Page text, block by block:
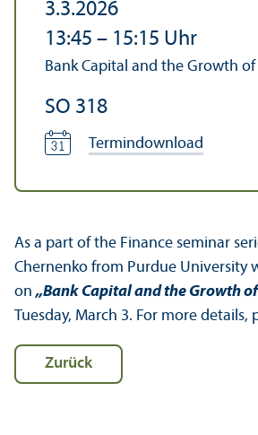
3.3.2026
13:45 – 15:15 Uhr
Bank Capital and the Growth
SO 318
Termindownload
As a part of the Finance seminar
Chernenko from Purdue University
on „Bank Capital and the Growth
Tuesday, March 3. For more details,
Zurück